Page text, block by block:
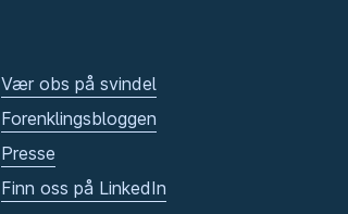
Vær obs på svindel
Forenklingsbloggen
Presse
Finn oss på LinkedIn